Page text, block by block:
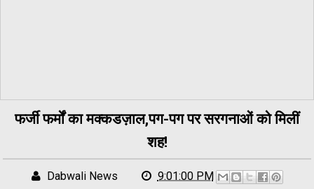
फर्जी फर्मों का मक्कडज़ाल,पग-पग पर सरगनाओं को मिलीं
शह!
Dabwali News 9:01:00 PM